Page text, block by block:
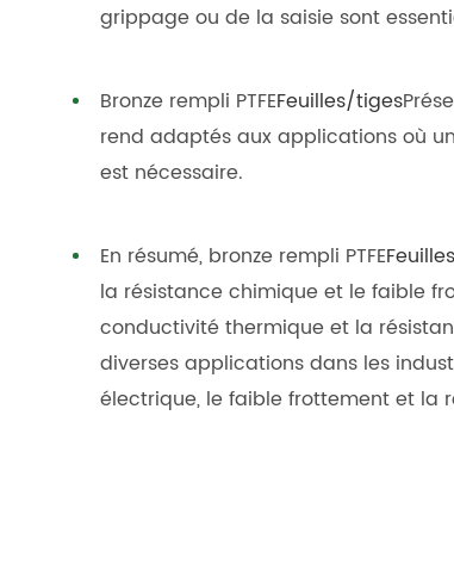
grippage ou de la saisie sont
Bronze rempli PTFEFeuilles/tiges
rend adaptés aux applications où
est nécessaire.
En résumé, bronze rempli PTFE
la résistance chimique et le faible
conductivité thermique et la
diverses applications dans les
électrique, le faible frottement et la